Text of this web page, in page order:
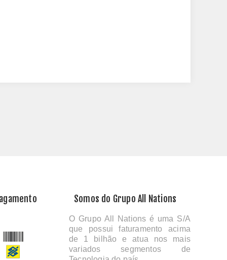
Somos do Grupo All Nations
O Grupo All Nations é uma S/A
que possui faturamento acima
de 1 bilhão e atua nos mais
variados segmentos de